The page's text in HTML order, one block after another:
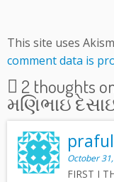
This site uses
comment data is
2 thoughts
મણિભાઇ
October
FIRST I